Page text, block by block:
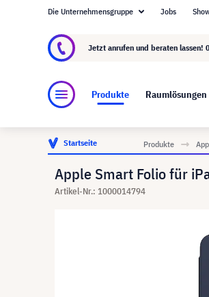
Über visunext.de
Die Unternehmensgruppe Jobs
Jetzt anrufen und beraten lassen!
Produkte Raumlösungen
Startseite Produkte
Apple Smart Folio für
Artikel-Nr.: 1000014794